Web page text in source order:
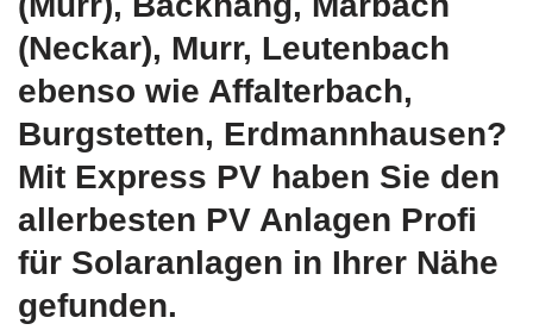
(Neckar), Murr, Leutenbach
ebenso wie Affalterbach,
Burgstetten, Erdmannhausen?
Mit Express PV haben Sie den
allerbesten PV Anlagen Profi
für Solaranlagen in Ihrer Nähe
gefunden.